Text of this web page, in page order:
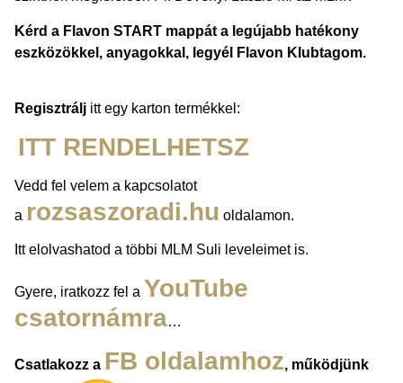
Kérd a Flavon START mappát a legújabb hatékony
eszközökkel, anyagokkal, legyél Flavon Klubtagom.
Regisztrálj itt egy karton termékkel:
ITT RENDELHETSZ
Vedd fel velem a kapcsolatot
a rozsaszoradi.hu oldalamon.
Itt elolvashatod a többi MLM Suli leveleimet is.
Gyere, iratkozz fel a YouTube
csatornámra…
Csatlakozz a FB oldalamhoz, működjünk